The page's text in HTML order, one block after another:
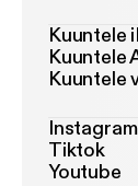
Kuuntele
Kuuntele
Kuuntele
Instagram
Tiktok
Youtube